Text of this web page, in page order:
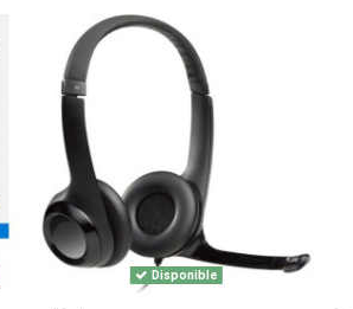
Disponible